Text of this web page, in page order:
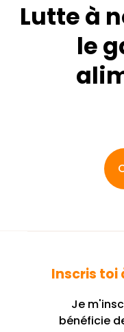
Lutte à
le
Inscris toi
Je
bénéficie